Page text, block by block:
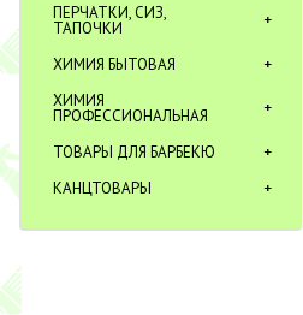
ПЕРЧАТКИ, СИЗ,
ТАПОЧКИ
ХИМИЯ БЫТОВАЯ
ХИМИЯ
ПРОФЕССИОНАЛЬНАЯ
ТОВАРЫ ДЛЯ БАРБЕКЮ
КАНЦТОВАРЫ